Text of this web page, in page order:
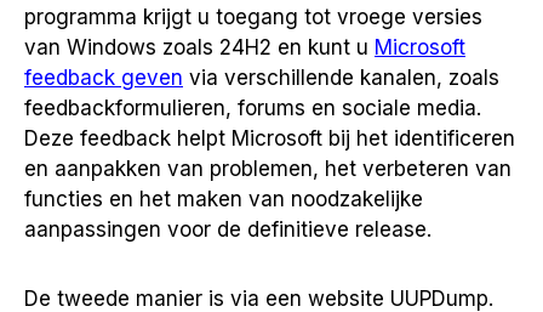
programma krijgt u toegang tot vroege versies
van Windows zoals 24H2 en kunt u Microsoft
feedback geven via verschillende kanalen, zoals
feedbackformulieren, forums en sociale media.
Deze feedback helpt Microsoft bij het identificeren
en aanpakken van problemen, het verbeteren van
functies en het maken van noodzakelijke
aanpassingen voor de definitieve release.
De tweede manier is via een website UUPDump.